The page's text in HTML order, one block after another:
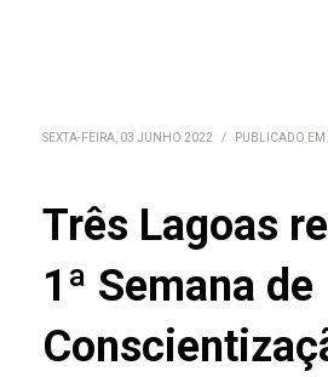
SEXTA-FEIRA, 03 JUNHO 2022 / PUBLICADO EM
Três Lagoas
1ª Semana de